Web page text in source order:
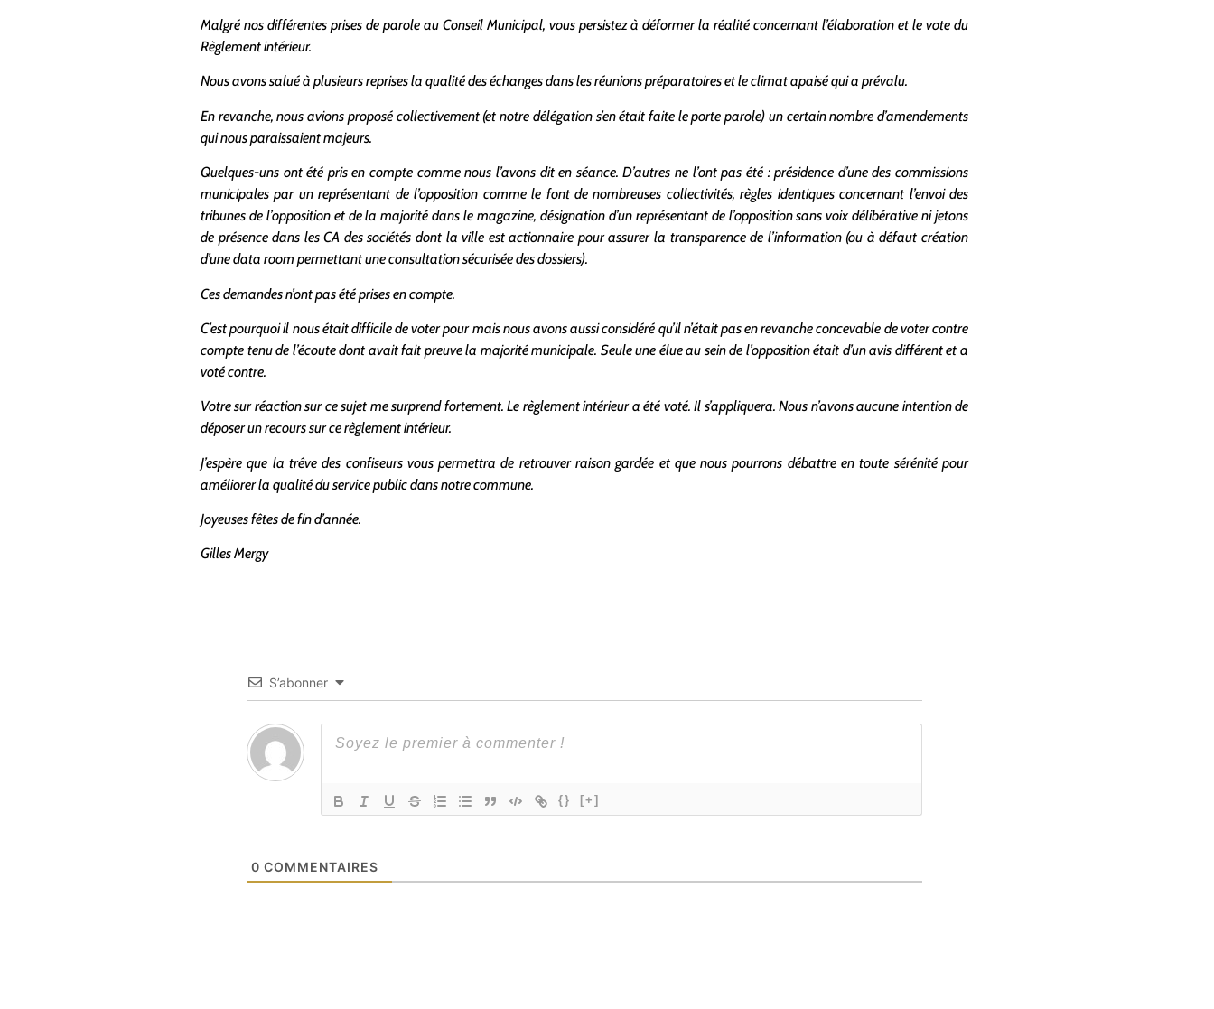
Malgré nos différentes prises de parole au Conseil Municipal, vous persistez à déformer la réalité concernant l’élaboration et le vote du
Règlement intérieur.
Nous avons salué à plusieurs reprises la qualité des échanges dans les réunions préparatoires et le climat apaisé qui a prévalu.
En revanche, nous avions proposé collectivement (et notre délégation s’en était faite le porte parole) un certain nombre d’amendements
qui nous paraissaient majeurs.
Quelques-uns ont été pris en compte comme nous l’avons dit en séance. D’autres ne l’ont pas été : présidence d’une des commissions
municipales par un représentant de l’opposition comme le font de nombreuses collectivités, règles identiques concernant l’envoi des
tribunes de l’opposition et de la majorité dans le magazine, désignation d’un représentant de l’opposition sans voix délibérative ni jetons
de présence dans les CA des sociétés dont la ville est actionnaire pour assurer la transparence de l’information (ou à défaut création
d’une data room permettant une consultation sécurisée des dossiers).
Ces demandes n’ont pas été prises en compte.
C’est pourquoi il nous était difficile de voter pour mais nous avons aussi considéré qu’il n’était pas en revanche concevable de voter contre
compte tenu de l’écoute dont avait fait preuve la majorité municipale. Seule une élue au sein de l’opposition était d’un avis différent et a
voté contre.
Votre sur réaction sur ce sujet me surprend fortement. Le règlement intérieur a été voté. Il s’appliquera. Nous n’avons aucune intention de
déposer un recours sur ce règlement intérieur.
J’espère que la trêve des confiseurs vous permettra de retrouver raison gardée et que nous pourrons débattre en toute sérénité pour
améliorer la qualité du service public dans notre commune.
Joyeuses fêtes de fin d’année.
Gilles Mergy
S’abonner
{} [+]
0 COMMENTAIRES